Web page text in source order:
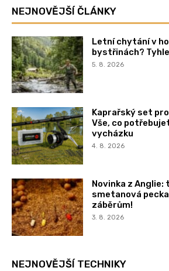
NEJNOVĚJŠÍ ČLÁNKY
Letní chytání v
bystřinách?
5. 8. 2026
Kaprařský set
Vše, co
vycházku
4. 8. 2026
Novinka z
smetanová
záběrům!
3. 8. 2026
NEJNOVĚJŠÍ TECHNIKY